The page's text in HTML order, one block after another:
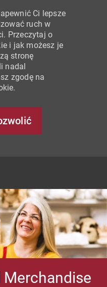
Ci lepsze
ruch w
Przeczytaj o
i jak możesz je
stronę
nadal
zgodę na
Merchandise